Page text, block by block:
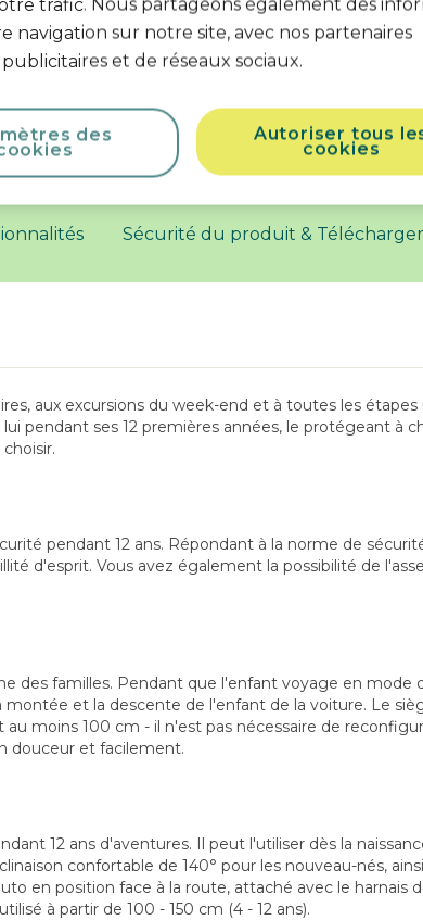
trafic. Nous partageons également des
navigation sur notre site, avec nos partenaires
et de réseaux sociaux.
Autoriser tous
cookies
des sur le
aux excursions du week-end et à toutes les
pendant ses 12 premières années, le protégeant à
pendant 12 ans. Répondant à la norme de
d'esprit. Vous avez également la possibilité de
des familles. Pendant que l'enfant voyage en mode
montée et la descente de l'enfant de la voiture. Le
moins 100 cm - il n'est pas nécessaire de
douceur et facilement.
12 ans d'aventures. Il peut l'utiliser dès la
confortable de 140° pour les nouveau-nés,
en position face à la route, attaché avec le harnais
à partir de 100 - 150 cm (4 - 12 ans).
Sécurité du produit &